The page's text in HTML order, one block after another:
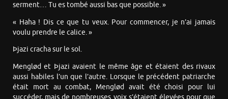
serment… Tu es tombé aussi bas que possible. »
« Haha ! Dis ce que tu veux. Pour commencer, je n’ai jamais
voulu prendre le calice. »
Þjazi cracha sur le sol.
Menglød et Þjazi avaient le même âge et étaient des rivaux
aussi habiles l’un que l’autre. Lorsque le précédent patriarche
était mort au combat, Menglød avait été choisi pour lui
succéder, mais de nombreuses voix s’étaient élevées pour que